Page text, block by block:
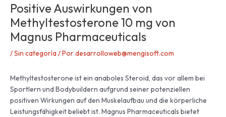
Positive Auswirkungen von
Methyltestosterone 10 mg von
Magnus Pharmaceuticals
/Sin categoría / Pordesarrolloweb@mengisoft.com
Methyltestosterone ist ein anaboles Steroid, das vor allem bei
Sportlern und Bodybuildern aufgrund seiner potenziellen
positiven Wirkungen auf den Muskelaufbau und die körperliche
Leistungsfähigkeit beliebt ist. Magnus Pharmaceuticals bietet